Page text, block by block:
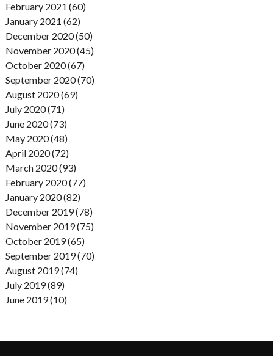
February 2021 (60)
January 2021 (62)
December 2020 (50)
November 2020 (45)
October 2020 (67)
September 2020 (70)
August 2020 (69)
July 2020 (71)
June 2020 (73)
May 2020 (48)
April 2020 (72)
March 2020 (93)
February 2020 (77)
January 2020 (82)
December 2019 (78)
November 2019 (75)
October 2019 (65)
September 2019 (70)
August 2019 (74)
July 2019 (89)
June 2019 (10)